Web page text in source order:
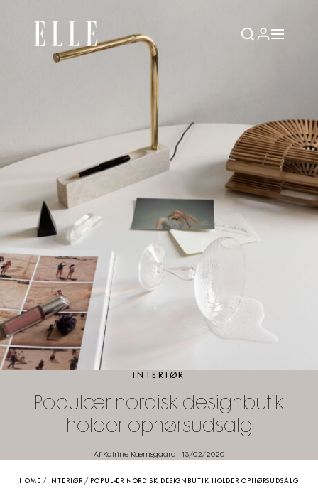
INTERIØR
Populær nordisk designbutik
holder ophørsudsalg
Af Katrine Kæmsgaard - 13/02/2020
HOME / INTERIØR / POPULÆR NORDISK DESIGNBUTIK HOLDER OPHØRSUDSALG